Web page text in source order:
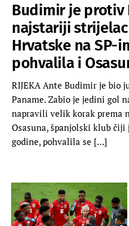
Budimir je protiv
najstariji
Hrvatske na SP-
pohvalila i
RIJEKA Ante Budimir je bio
Paname. Zabio je jedini gol
napravili velik korak prema
Osasuna, španjolski klub čiji
godine, pohvalila se […]